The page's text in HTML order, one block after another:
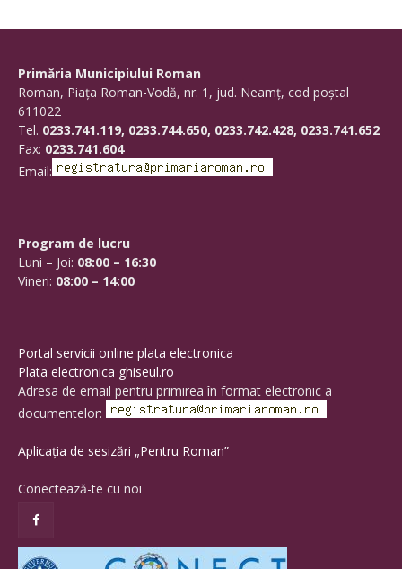
Primăria Municipiului Roman
Roman, Piaţa Roman-Vodă, nr. 1, jud. Neamţ, cod poştal
611022
Tel. 0233.741.119, 0233.744.650, 0233.742.428, 0233.741.652
Fax: 0233.741.604
Email:
Program de lucru
Luni – Joi: 08:00 – 16:30
Vineri: 08:00 – 14:00
Portal servicii online plata electronica
Plata electronica ghiseul.ro
Adresa de email pentru primirea în format electronic a
documentelor:
Aplicația de sesizări „Pentru Roman”
Conectează-te cu noi